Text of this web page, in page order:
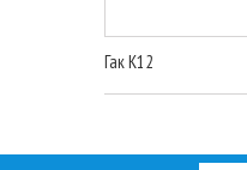
Гак К12